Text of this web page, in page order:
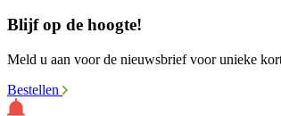
Blijf op de hoogte!
Meld u aan voor de nieuwsbrief voor unieke
Bestellen